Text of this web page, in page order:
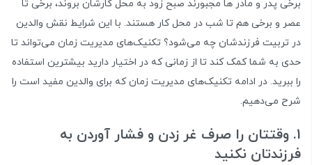
برخی پدر و مادر ها مجبورند صبح زود به محل کارشان بروند، برخی تا
عصر و برخی هم تا شب در محل کار هستند. با این شرایط نقش والدین
در تربیت فرزندشان چه می‌شود؟ تکنیک‌های مدیریت زمان می‌تواند تا
حدی به شما کمک کند تا از زمانی که در اختیار دارید بیشترین استفاده
را ببرید. در ادامه تکنیک‌های مدیریت زمان که برای والدین مفید است را
شرح می‌دهیم.
1. وقتتان را صرف غر زدن و فشار آوردن به
فرزندتان نکنید